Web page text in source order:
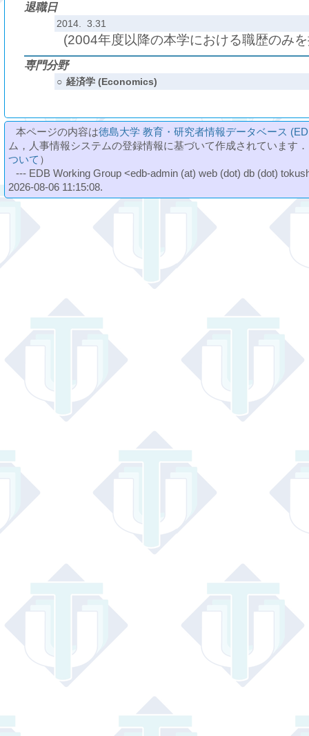
退職日
2014. 3.31
(2004年度以降の本学における職歴のみ
専門分野
○ 経済学 (Economics)
本ページの内容は徳島大学 教育・研究者情報データベース
ム，人事情報システムの登録情報に基づいて作成されています
ついて ）
--- EDB Working Group <edb-admin (at) web (dot) db (dot)
2026-08-06 11:15:08.